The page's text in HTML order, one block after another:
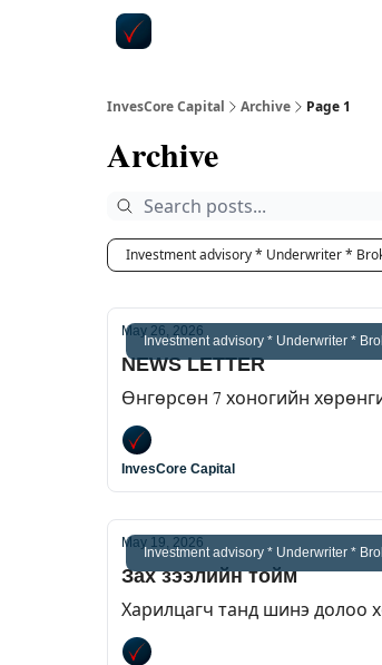
InvesCore Capital Archive Page 1
Archive
Investment advisory * Underwriter *
Investment advisory * Underwriter *
May 26, 2026
NEWS LETTER
Өнгөрсөн 7 хоногийн
InvesCore Capital
Investment advisory * Underwriter *
May 19, 2026
Зах зээлийн тойм
Харилцагч танд шинэ долоо